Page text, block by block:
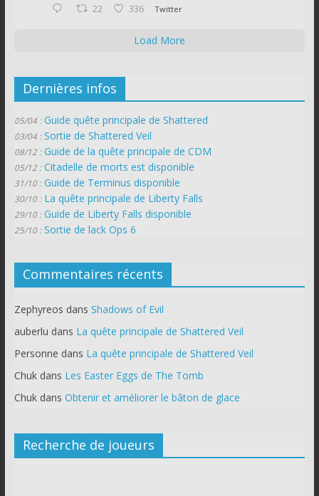
22 336 Twitter
Load More
Dernières infos
05/04 : Guide quête principale de Shattered
03/04 : Sortie de Shattered Veil
08/12 : Guide de la quête principale de CDM
05/12 : Citadelle de morts est disponible
31/10 : Guide de Terminus disponible
30/10 : La quête principale de Liberty Falls
29/10 : Guide de Liberty Falls disponible
25/10 : Sortie de lack Ops 6
Commentaires récents
Zephyreos dans Shadows of Evil
auberlu dans La quête principale de Shattered Veil
Personne dans La quête principale de Shattered Veil
Chukdans Les Easter Eggs de The Tomb
Chukdans Obtenir et améliorer le bâton de glace
Recherche de joueurs